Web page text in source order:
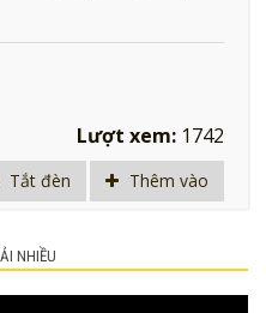
Lượt xem: 1742
Tắt đèn Thêm vào
NHIỀU